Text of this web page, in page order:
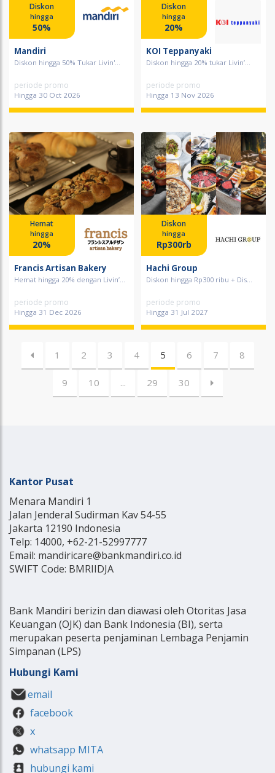
Diskon
hingga
50%
Mandiri
Diskon hingga 50% Tukar Livin'...
periode promo
Hingga 30 Oct 2026
Diskon
hingga
20%
KOI Teppanyaki
Diskon hingga 20% tukar Livin’...
periode promo
Hingga 13 Nov 2026
Hemat
hingga
20%
Francis Artisan Bakery
Hemat hingga 20% dengan Livin’...
periode promo
Hingga 31 Dec 2026
Diskon
hingga
Rp300rb
Hachi Group
Diskon hingga Rp300 ribu + Dis...
periode promo
Hingga 31 Jul 2027
1 2 3 4 5 6 7 8
9 10 ... 29 30
Kantor Pusat
Menara Mandiri 1
Jalan Jenderal Sudirman Kav 54-55
Jakarta 12190 Indonesia
Telp: 14000, +62-21-52997777
Email: mandiricare@bankmandiri.co.id
SWIFT Code: BMRIIDJA
Bank Mandiri berizin dan diawasi oleh Otoritas Jasa
Keuangan (OJK) dan Bank Indonesia (BI), serta
merupakan peserta penjaminan Lembaga Penjamin
Simpanan (LPS)
Hubungi Kami
email
facebook
x
whatsapp MITA
hubungi kami